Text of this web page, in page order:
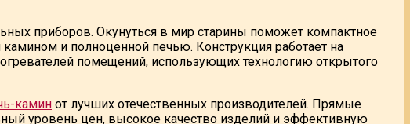
приборов. Окунуться в мир старины поможет компактное
и полноценной печью. Конструкция работает на
помещений, использующих технологию открытого
камин от лучших отечественных производителей. Прямые
уровень цен, высокое качество изделий и эффективную